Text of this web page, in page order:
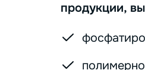
продукции,